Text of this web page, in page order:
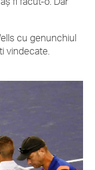
cu genunchiul
vindecate.